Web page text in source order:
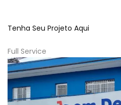
Tenha Seu Projeto Aqui
Full Service